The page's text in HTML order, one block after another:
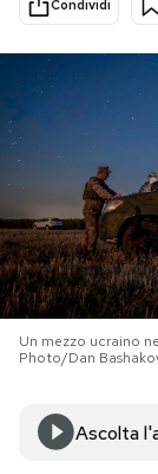
Economia
Sport
PODCAST
I MIEI
SHOP
Condividi
Un mezzo ucraino
Photo/Dan
Ascolta